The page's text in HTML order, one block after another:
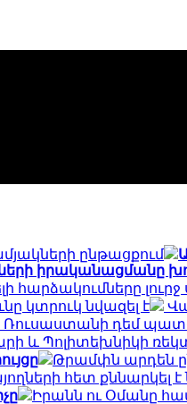
ընթացքում
իրականացմանը
հարձակումները
կտրուկ նվազել է
Ռուսաստանի դեմ
և Պոլիտեխնիկի
Թրամփն արդեն
հետ
Իրանն ու Օմանը